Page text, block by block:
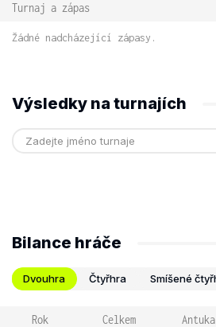
Turnaj a zápas
Žádné nadcházející zápasy.
Výsledky na turnajích
Bilance hráče
Dvouhra Čtyřhra Smíšené
Rok Celkem Antuka